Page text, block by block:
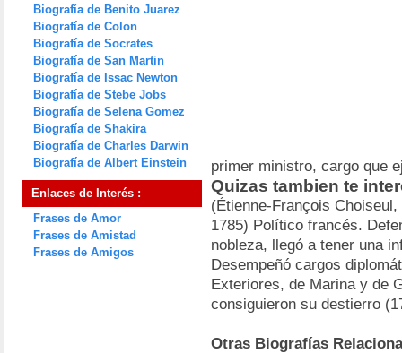
Biografía de Benito Juarez
Biografía de Colon
Biografía de Socrates
Biografía de San Martin
Biografía de Issac Newton
Biografía de Stebe Jobs
Biografía de Selena Gomez
Biografía de Shakira
Biografía de Charles Darwin
Biografía de Albert Einstein
Enlaces de Interés :
Frases de Amor
Frases de Amistad
Frases de Amigos
primer ministro, cargo que
Quizas tambien te
(Étienne-François
1785) Político francés.
nobleza, llegó a tener una
Desempeñó cargos
Exteriores, de Marina y de
consiguieron su destierro
Otras Biografías